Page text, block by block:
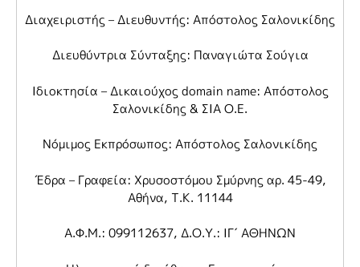
Διαχειριστής – Διευθυντής: Απόστολος Σαλονικίδης
Διευθύντρια Σύνταξης: Παναγιώτα Σούγια
Ιδιοκτησία – Δικαιούχος domain name: Απόστολος
Σαλονικίδης & ΣΙΑ Ο.Ε.
Νόμιμος Εκπρόσωπος: Απόστολος Σαλονικίδης
Έδρα – Γραφεία: Χρυσοστόμου Σμύρνης αρ. 45-49,
Αθήνα, Τ.Κ. 11144
Α.Φ.Μ.: 099112637, Δ.Ο.Υ.: ΙΓ΄ ΑΘΗΝΩΝ